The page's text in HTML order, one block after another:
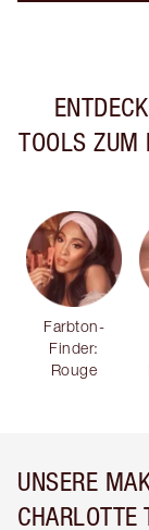
TOOLS ZUM
Farbton-
Finder:
Rouge
UNSERE
CHARLOTTE